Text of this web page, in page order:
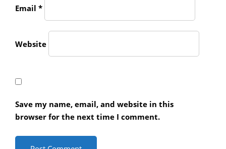
Email *
Website
Save my name, email, and website in this
browser for the next time I comment.